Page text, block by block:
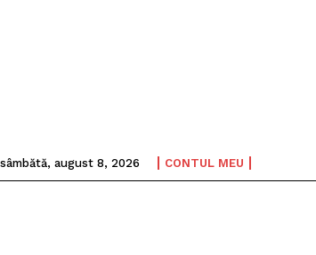
sâmbătă, august 8, 2026 CONTUL MEU